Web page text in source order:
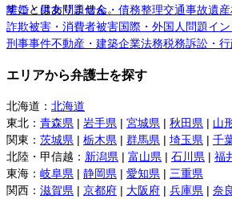
すことはありません。
離婚・男女問題借金・債務整理交通事故遺
詐欺被害・消費者被害国際・外国人問題イ
刑事事件不動産・建築企業法務税務訴訟・
エリアから弁護士を探す
北海道 ： 北海道
東北 ： 青森県 | 岩手県 | 宮城県 | 秋田県 | 山
関東 ： 茨城県 | 栃木県 | 群馬県 | 埼玉県 | 千
北陸・甲信越 ： 新潟県 | 富山県 | 石川県 | 福
東海 ： 岐阜県 | 静岡県 | 愛知県 | 三重県
関西 ： 滋賀県 | 京都府 | 大阪府 | 兵庫県 | 奈